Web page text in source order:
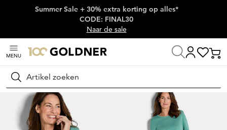
Skip naar hoofdinhoud
Summer Sale + 30% extra korting op alles*
CODE: FINAL30
Naar de sale
MENU
Zoeken
Thuis Damesmode